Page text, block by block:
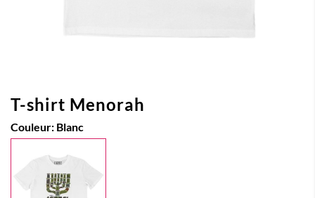
T-shirt Menorah
Couleur: Blanc